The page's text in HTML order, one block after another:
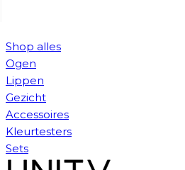
Shop alles
Ogen
Lippen
Gezicht
Accessoires
Kleurtesters
Sets